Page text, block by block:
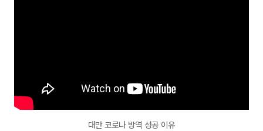
대만 코로나 방역 성공 이유